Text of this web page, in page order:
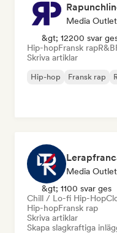
Media
&gt; 12200 svar
Hip-hopFransk rapR&B
Skriva artiklar
Hip-hop Fransk rap
&gt; 1100 svar ges
Chill / Lo-fi Hip-Hop
Hip-hopFransk rap
Skriva artiklar
Skapa slagkraftiga